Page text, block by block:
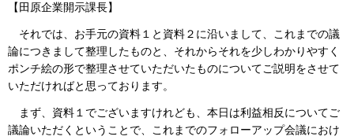
【田原企業開示課長】
それでは、お手元の資料１と資料２に沿いまして、これまでの議
論につきまして整理したものと、それからそれを少しわかりやすく
ポンチ絵の形で整理させていただいたものについてご説明をさせて
いただければと思っております。
まず、資料１でございますけれども、本日は利益相反についてご
議論いただくということで、これまでのフォローアップ会議におけ